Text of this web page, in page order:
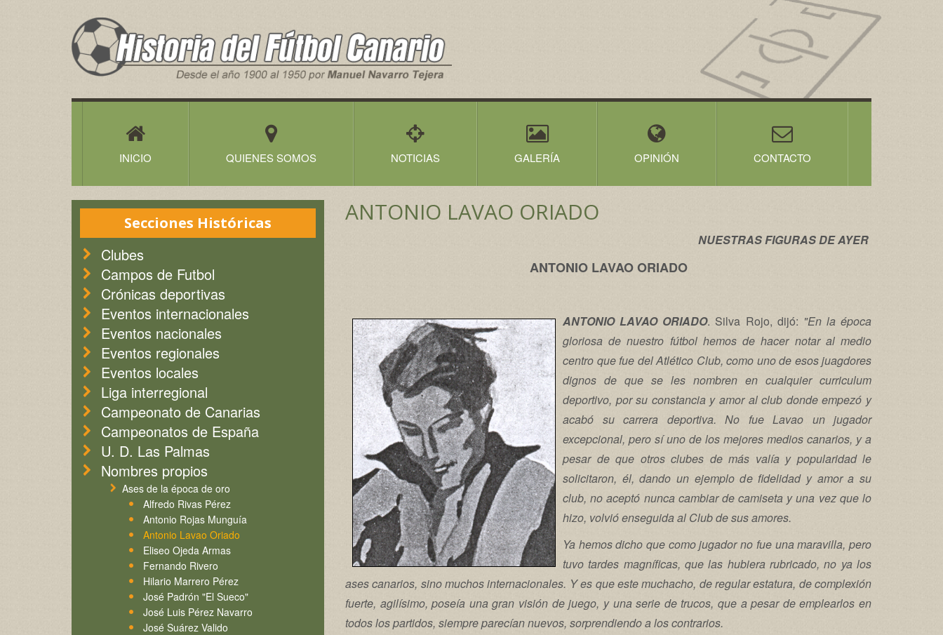
Historia
del
Futbol
Canario
INICIO QUIENES SOMOS NOTICIAS GALERÍA OPINIÓN CONTACTO
Secciones Históricas
Clubes
Campos de Futbol
Crónicas deportivas
Eventos internacionales
Eventos nacionales
Eventos regionales
Eventos locales
Liga interregional
Campeonato de Canarias
Campeonatos de España
U. D. Las Palmas
Nombres propios
Ases de la época de oro
Alfredo Rivas Pérez
Antonio Rojas Munguía
Antonio Lavao Oriado
Eliseo Ojeda Armas
Fernando Rivero
Hilario Marrero Pérez
José Padrón "El Sueco"
José Luis Pérez Navarro
José Suárez Valido
ANTONIO LAVAO ORIADO
NUESTRAS FIGURAS DE AYER
ANTONIO LAVAO ORIADO
ANTONIO LAVAO ORIADO. Silva Rojo, dijó: "En la época
gloriosa de nuestro fútbol hemos de hacer notar al medio
centro que fue del Atlético Club, como uno de esos juagdores
dignos de que se les nombren en cualquier curriculum
deportivo, por su constancia y amor al club donde empezó y
acabó su carrera deportiva. No fue Lavao un jugador
excepcional, pero sí uno de los mejores medios canarios, y a
pesar de que otros clubes de más valía y popularidad le
solicitaron, él, dando un ejemplo de fidelidad y amor a su
club, no aceptó nunca cambiar de camiseta y una vez que lo
hizo, volvió enseguida al Club de sus amores.
Ya hemos dicho que como jugador no fue una maravilla, pero
tuvo tardes magníficas, que las hubiera rubricado, no ya los
ases canarios, sino muchos internacionales. Y es que este muchacho, de regular estatura, de complexión
fuerte, agilísimo, poseía una gran visión de juego, y una serie de trucos, que a pesar de emplearlos en
todos los partidos, siempre parecían nuevos, sorprendiendo a los contrarios.